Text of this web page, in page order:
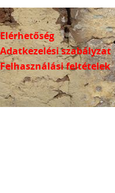
Elérhetőség
Adatkezelési szabályzat
Felhasználási feltételek